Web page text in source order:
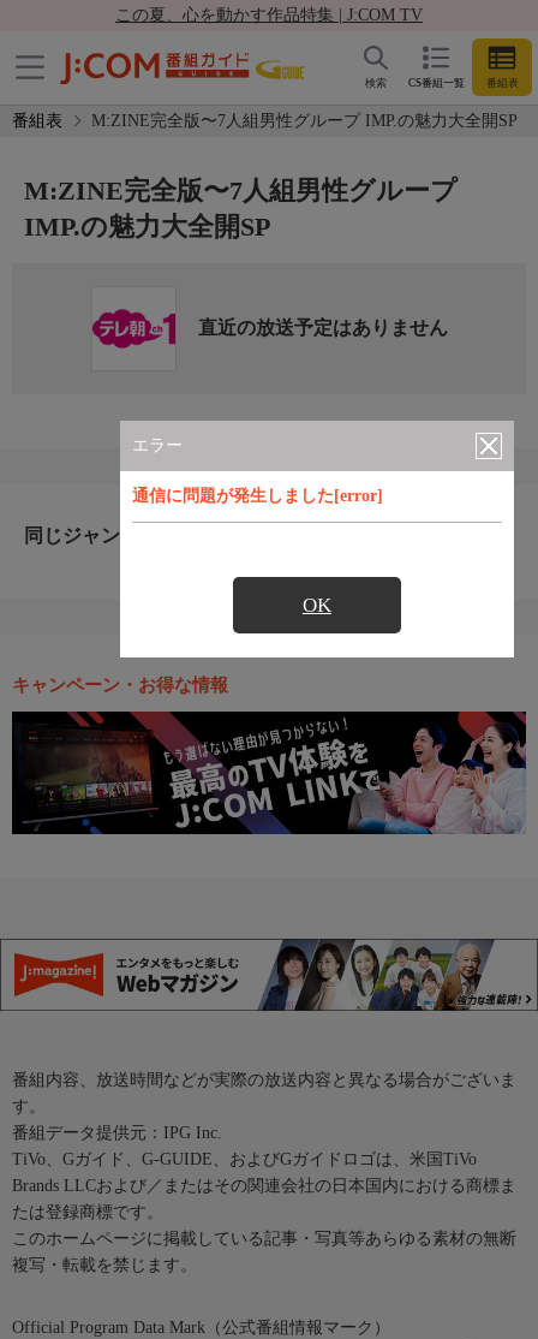
この夏、心を動かす作品特集 | J:COM TV
CS番組一覧 番組表
検索
番組表 M:ZINE完全版〜7人組男性グループ IMP.の魅力大全開SP
エラー
通信に問題が発生しました[error]
OK
M:ZINE完全版〜7人組男性グループ
IMP.の魅力大全開SP
直近の放送予定はありません
同じジャンルのおすすめ番組
キャンペーン・お得な情報
番組内容、放送時間などが実際の放送内容と異なる場合がございま
す。
番組データ提供元：IPG Inc.
TiVo、Gガイド、G-GUIDE、およびGガイドロゴは、米国TiVo
Brands LLCおよび／またはその関連会社の日本国内における商標ま
たは登録商標です。
このホームページに掲載している記事・写真等あらゆる素材の無断
複写・転載を禁じます。
Official Program Data Mark（公式番組情報マーク）